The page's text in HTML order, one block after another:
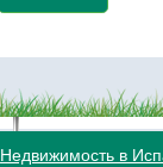
Недвижимость в